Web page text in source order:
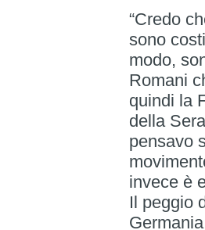
“Credo
sono
modo,
Romani
quindi la
della
pensavo
invece è
Il peggio